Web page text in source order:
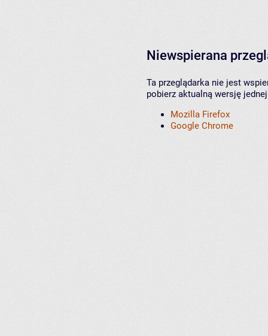
Niewspierana
Ta przeglądarka nie jest
pobierz aktualną wersję
Mozilla Firefox
Google Chrome